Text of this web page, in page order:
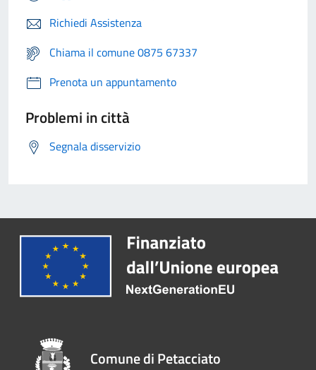
Richiedi Assistenza
Chiama il comune 0875 67337
Prenota un appuntamento
Problemi in città
Segnala disservizio
Comune di Petacciato